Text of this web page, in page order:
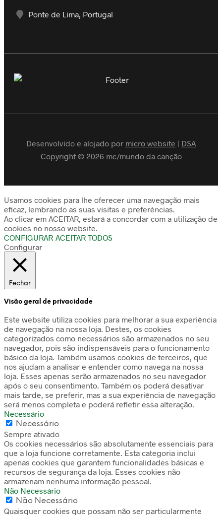
Ponte de Lima, Portugal
Desenvolvido e alojado por micro website | DSA
Copyright © 2026 mc/mundo da canção
Usamos cookies para lhe oferecer uma navegação mais
eficaz, lembrando as suas visitas e preferências.
Ao clicar em ACEITAR, estará a concordar com a utilização de
cookies no nosso website.
CONFIGURAR ACEITAR TODOS
Configurar
Fechar
Visão geral de privacidade
Este website utiliza cookies para melhorar a sua experiência
de navegação na nossa loja. Destes, os cookies
categorizados como necessários são armazenados no seu
navegador, pois são indispensáveis para o funcionamento
básico da loja. Também usamos cookies de terceiros, que
nos ajudam a analisar e entender como navega na nossa
loja. Esses apenas serão armazenados no seu navegador
após o seu consentimento. Também os poderá desativar
mais tarde, se preferir, mas a sua experiência de navegação
será menos completa e poderá refletir essa alteração.
Necessário
Necessário
Sempre ativado
Os cookies necessários são absolutamente essenciais para
que a loja funcione corretamente. Esta categoria inclui
apenas cookies que garantem funcionalidades básicas e
recursos de segurança da loja. Esses cookies não
armazenam nenhuma informação pessoal.
Não Necessário
Não Necessário
Quaisquer cookies que possam não ser particularmente